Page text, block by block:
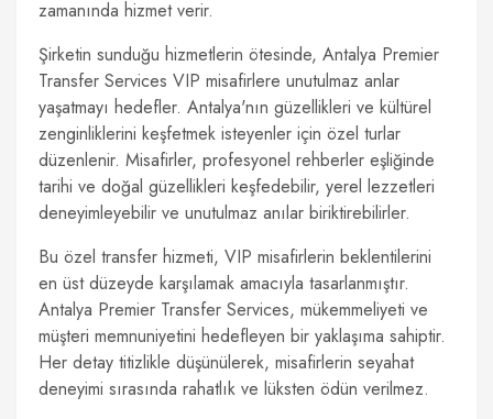
zamanında hizmet verir.
Şirketin sunduğu hizmetlerin ötesinde, Antalya Premier
Transfer Services VIP misafirlere unutulmaz anlar
yaşatmayı hedefler. Antalya'nın güzellikleri ve kültürel
zenginliklerini keşfetmek isteyenler için özel turlar
düzenlenir. Misafirler, profesyonel rehberler eşliğinde
tarihi ve doğal güzellikleri keşfedebilir, yerel lezzetleri
deneyimleyebilir ve unutulmaz anılar biriktirebilirler.
Bu özel transfer hizmeti, VIP misafirlerin beklentilerini
en üst düzeyde karşılamak amacıyla tasarlanmıştır.
Antalya Premier Transfer Services, mükemmeliyeti ve
müşteri memnuniyetini hedefleyen bir yaklaşıma sahiptir.
Her detay titizlikle düşünülerek, misafirlerin seyahat
deneyimi sırasında rahatlık ve lüksten ödün verilmez.